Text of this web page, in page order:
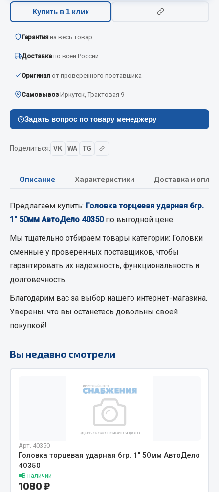
Аксессуары автомобильные
Аптечки и знаки автомобильные
Брызговики
Вымпела
Показать ещё
Весь раздел
Смазочные материалы
Масла
Технические жидкости
Весь раздел
Болты
Гайки
Кольца стопорные
Пресс-масленки
Пробки
Пружины
Показать ещё
Соединительные элементы
Адаптеры и переходники
Тройники
Трубки, муфты, гайки
Угольники
Купить в 1 клик
Гарантия на весь товар
Доставка по всей России
Оригинал от проверенного поставщика
Самовывоз Иркутск, Трактовая 9
Задать вопрос по товару менеджеру
Поделиться: VK WA TG
Описание Характеристики Доставка и
Предлагаем купить: Головка торцевая ударная 6гр.
1" 50мм АвтоДело 40350по выгодной цене.
Мы тщательно отбираем товары категории: Головки
сменные у проверенных поставщиков, чтобы
гарантировать их надежность, функциональность и
долговечность.
Благодарим вас за выбор нашего интернет-магазина.
Уверены, что вы останетесь довольны своей
покупкой!
Вы недавно смотрели
Арт. 40350
Головка торцевая ударная 6гр. 1" 50мм АвтоДело
40350
В наличии
1080 ₽